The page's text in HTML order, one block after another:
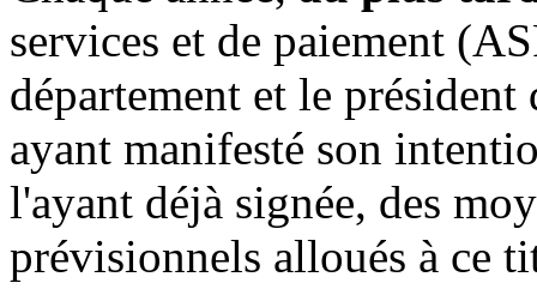
services et de paiement
département et le
ayant manifesté son
l'ayant déjà signée, des
prévisionnels alloués à ce